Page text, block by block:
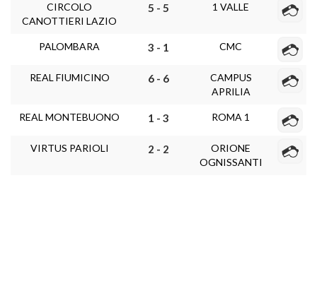
CIRCOLO
CANOTTIERI LAZIO
5 - 5 1 VALLE
PALOMBARA 3 - 1 CMC
REAL FIUMICINO 6 - 6
CAMPUS
APRILIA
REAL MONTEBUONO 1 - 3 ROMA 1
VIRTUS PARIOLI 2 - 2
ORIONE
OGNISSANTI